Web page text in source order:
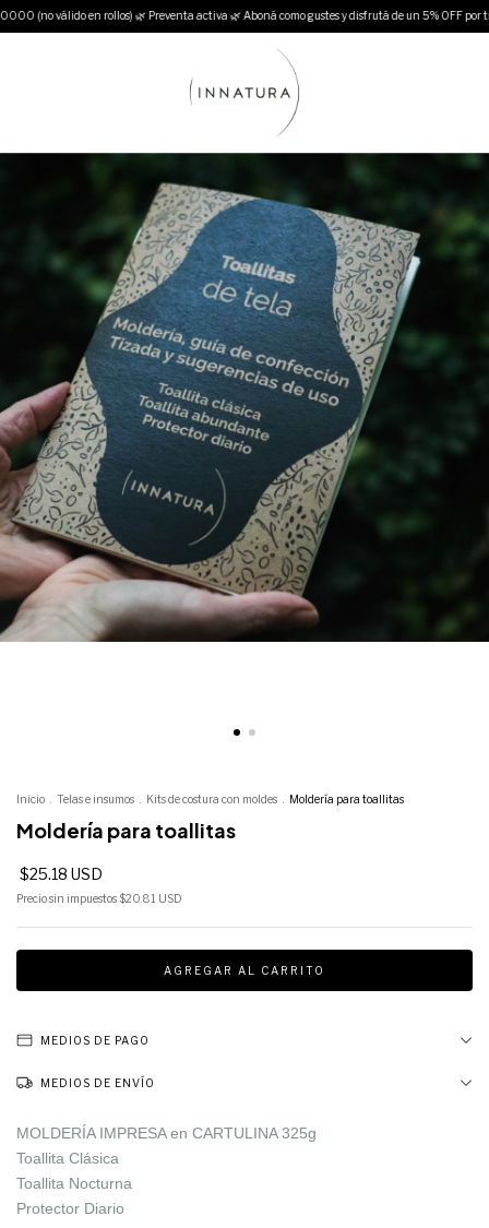
válido en rollos) 🌿 Preventa activa 🌿 Aboná como gustes y disfrutá de un 5% OFF por
Inicio Telas e insumos Kits de costura con moldes Moldería para toallitas
Moldería para toallitas
$25.18 USD
Precio sin impuestos$20.81 USD
MEDIOS DE PAGO
MEDIOS DE ENVÍO
MOLDERÍA IMPRESA en CARTULINA 325g
Toallita Clásica
Toallita Nocturna
Protector Diario